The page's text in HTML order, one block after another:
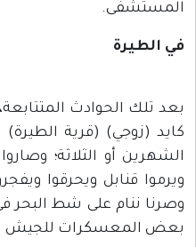
المستشفى.
في الطيرة
بعد تلك الحوادث المتتابعة،
كايد (زوجي) (قرية الطيرة)
الشهرين أو الثلاثة؛ وصاروا
ويرموا قنابل ويحرقوا
وصرنا ننام على شط البحر
بعض المعسكرات للجيش